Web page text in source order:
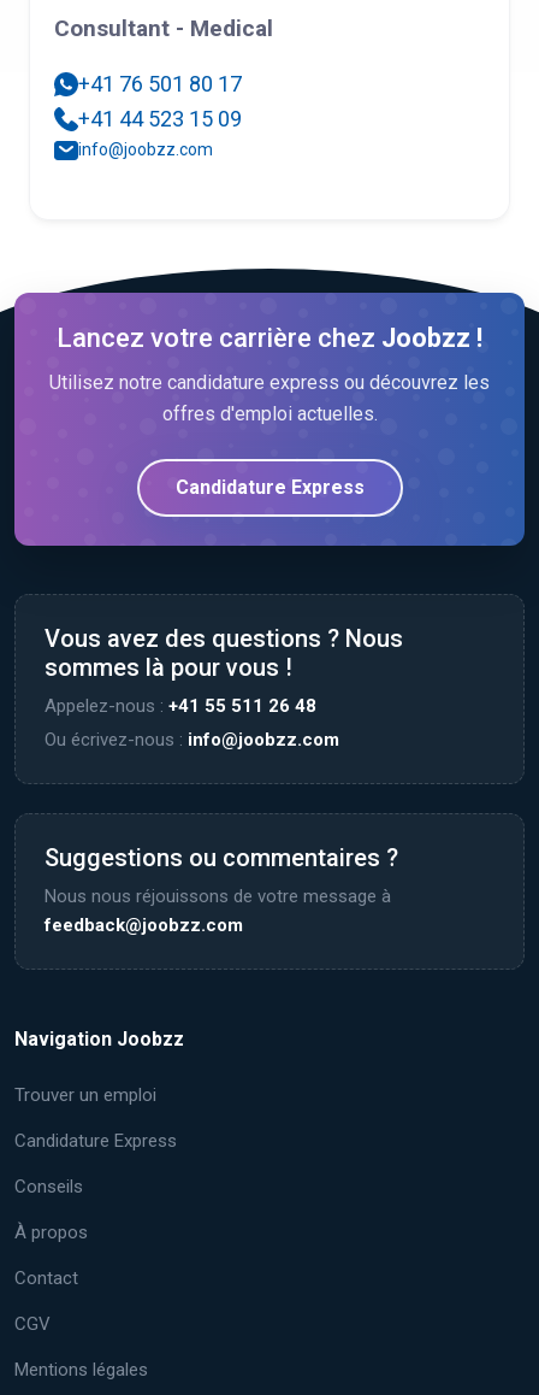
Consultant - Medical
+41 76 501 80 17
+41 44 523 15 09
info@joobzz.com
Lancez votre carrière chez Joobzz !
Utilisez notre candidature express ou découvrez les
offres d'emploi actuelles.
Candidature Express
Vous avez des questions ? Nous
sommes là pour vous !
Appelez-nous : +41 55 511 26 48
Ou écrivez-nous : info@joobzz.com
Suggestions ou commentaires ?
Nous nous réjouissons de votre message à
feedback@joobzz.com
Navigation Joobzz
Trouver un emploi
Candidature Express
Conseils
À propos
Contact
CGV
Mentions légales